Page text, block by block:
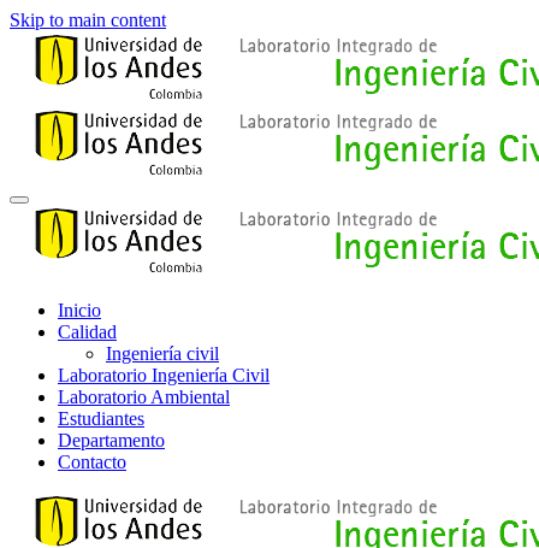
Skip to main content
Inicio
Calidad
Ingeniería civil
Laboratorio Ingeniería Civil
Laboratorio Ambiental
Estudiantes
Departamento
Contacto